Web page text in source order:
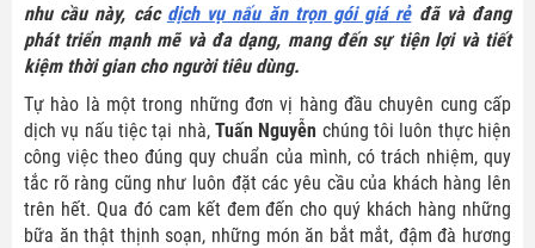
nhu cầu này, các dịch vụ nấu ăn trọn gói giá rẻđã và đang
phát triển mạnh mẽ và đa dạng, mang đến sự tiện lợi và tiết
kiệm thời gian cho người tiêu dùng.
Tự hào là một trong những đơn vị hàng đầu chuyên cung cấp
dịch vụ nấu tiệc tại nhà, Tuấn Nguyễn chúng tôi luôn thực hiện
công việc theo đúng quy chuẩn của mình, có trách nhiệm, quy
tắc rõ ràng cũng như luôn đặt các yêu cầu của khách hàng lên
trên hết. Qua đó cam kết đem đến cho quý khách hàng những
bữa ăn thật thịnh soạn, những món ăn bắt mắt, đậm đà hương